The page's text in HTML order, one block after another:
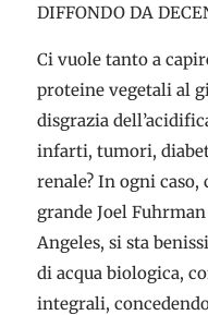
DIFFONDO DA
Ci vuole tanto a
proteine vegetali al
disgrazia
infarti, tumori,
renale? In ogni caso,
grande Joel
Angeles, si sta
di acqua biologica,
integrali,